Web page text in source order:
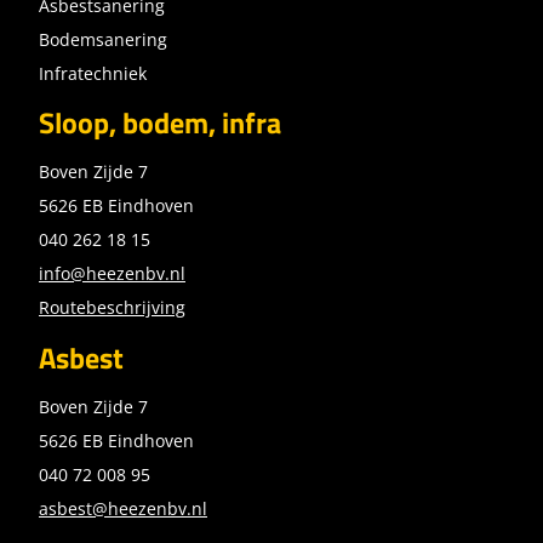
Asbestsanering
Bodemsanering
Infratechniek
Sloop, bodem, infra
Boven Zijde 7
5626 EB Eindhoven
040 262 18 15
info@heezenbv.nl
Routebeschrijving
Asbest
Boven Zijde 7
5626 EB Eindhoven
040 72 008 95
asbest@heezenbv.nl